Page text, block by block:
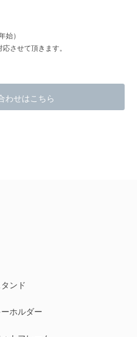
始）
させて頂きます。
わせはこちら
ンド
ホルダー